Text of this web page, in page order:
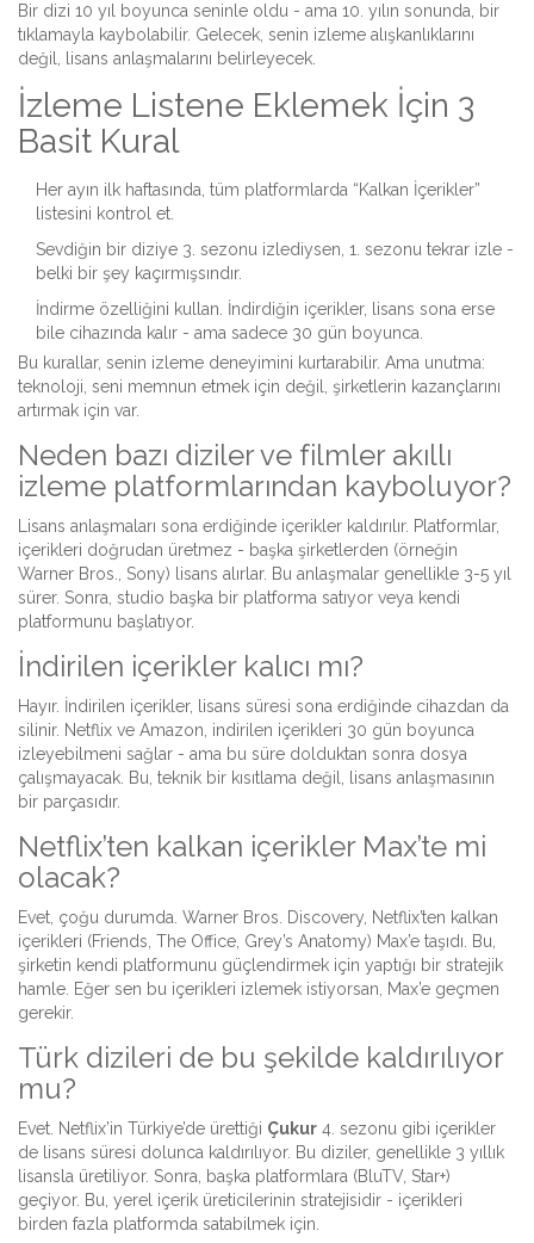
Bir dizi 10 yıl boyunca seninle oldu - ama 10. yılın sonunda, bir
tıklamayla kaybolabilir. Gelecek, senin izleme alışkanlıklarını
değil, lisans anlaşmalarını belirleyecek.
İzleme Listene Eklemek İçin 3
Basit Kural
Her ayın ilk haftasında, tüm platformlarda “Kalkan İçerikler”
listesini kontrol et.
Sevdiğin bir diziye 3. sezonu izlediysen, 1. sezonu tekrar izle -
belki bir şey kaçırmışsındır.
İndirme özelliğini kullan. İndirdiğin içerikler, lisans sona erse
bile cihazında kalır - ama sadece 30 gün boyunca.
Bu kurallar, senin izleme deneyimini kurtarabilir. Ama unutma:
teknoloji, seni memnun etmek için değil, şirketlerin kazançlarını
artırmak için var.
Neden bazı diziler ve filmler akıllı
izleme platformlarından kayboluyor?
Lisans anlaşmaları sona erdiğinde içerikler kaldırılır. Platformlar,
içerikleri doğrudan üretmez - başka şirketlerden (örneğin
Warner Bros., Sony) lisans alırlar. Bu anlaşmalar genellikle 3-5 yıl
sürer. Sonra, studio başka bir platforma satıyor veya kendi
platformunu başlatıyor.
İndirilen içerikler kalıcı mı?
Hayır. İndirilen içerikler, lisans süresi sona erdiğinde cihazdan da
silinir. Netflix ve Amazon, indirilen içerikleri 30 gün boyunca
izleyebilmeni sağlar - ama bu süre dolduktan sonra dosya
çalışmayacak. Bu, teknik bir kısıtlama değil, lisans anlaşmasının
bir parçasıdır.
Netflix’ten kalkan içerikler Max’te mi
olacak?
Evet, çoğu durumda. Warner Bros. Discovery, Netflix’ten kalkan
içerikleri (Friends, The Office, Grey’s Anatomy) Max’e taşıdı. Bu,
şirketin kendi platformunu güçlendirmek için yaptığı bir stratejik
hamle. Eğer sen bu içerikleri izlemek istiyorsan, Max’e geçmen
gerekir.
Türk dizileri de bu şekilde kaldırılıyor
mu?
Evet. Netflix’in Türkiye’de ürettiği Çukur 4. sezonu gibi içerikler
de lisans süresi dolunca kaldırılıyor. Bu diziler, genellikle 3 yıllık
lisansla üretiliyor. Sonra, başka platformlara (BluTV, Star+)
geçiyor. Bu, yerel içerik üreticilerinin stratejisidir - içerikleri
birden fazla platformda satabilmek için.